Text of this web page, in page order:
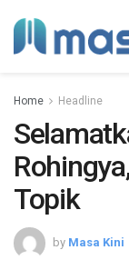
Home Headline
Topik
by Masa Kini